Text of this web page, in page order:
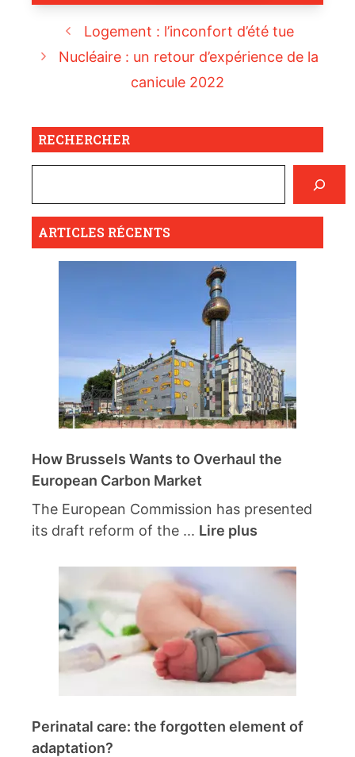
Logement : l’inconfort d’été tue
Nucléaire : un retour d’expérience de la
canicule 2022
RECHERCHER
ARTICLES RÉCENTS
How Brussels Wants to Overhaul the
European Carbon Market
The European Commission has presented
its draft reform of the ... Lire plus
Perinatal care: the forgotten element of
adaptation?